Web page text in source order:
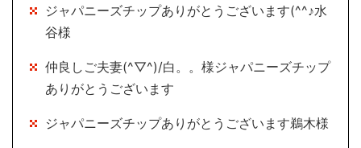
ジャパニーズチップありがとうございます(^^♪水
谷様
仲良しご夫妻(^▽^)/白。。様ジャパニーズチップ
ありがとうございます
ジャパニーズチップありがとうございます鵜木様